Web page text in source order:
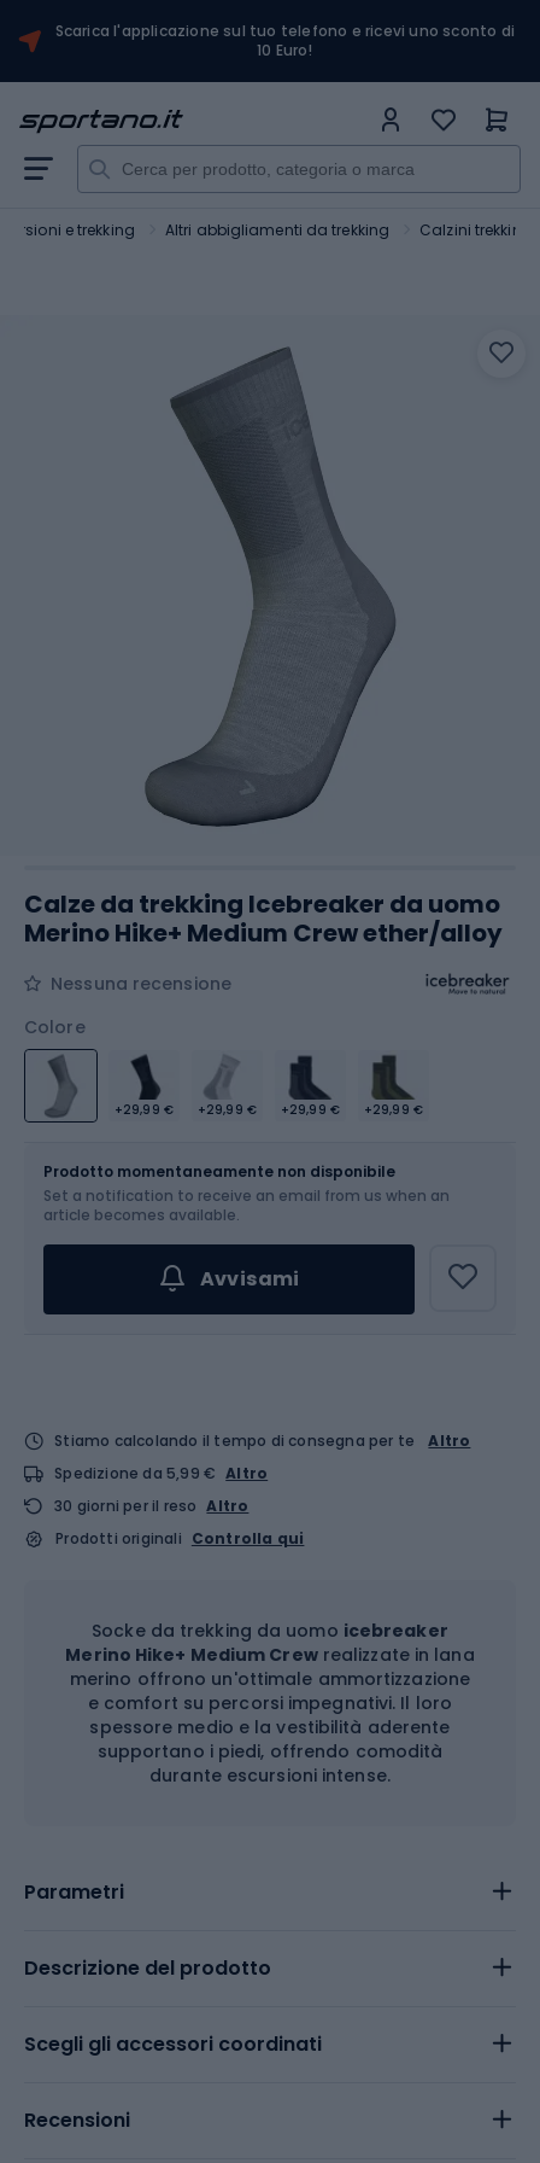
Scarica l'applicazione sul tuo telefono e ricevi uno sconto di
10 Euro!
e trekking Altri abbigliamenti da trekking Calzini trekking
Calze da trekking Icebreaker da uomo
Merino Hike+ Medium Crew ether/alloy
Nessuna recensione
Colore
+29,99 € +29,99 € +29,99 € +29,99 €
Scegli un'opzione...
Prodotto momentaneamente non disponibile
Set a notification to receive an email from us when an
article becomes available.
Avvisami
Stiamo calcolando il tempo di consegna per te
Altro
Spedizione da 5,99 € Altro
30 giorni per il reso Altro
Prodotti originali Controlla qui
Socke da trekking da uomo icebreaker
Merino Hike+ Medium Crewrealizzate in lana
merino offrono un'ottimale ammortizzazione
e comfort su percorsi impegnativi. Il loro
spessore medio e la vestibilità aderente
supportano i piedi, offrendo comodità
durante escursioni intense.
Parametri
Descrizione del prodotto
Scegli gli accessori coordinati
Recensioni